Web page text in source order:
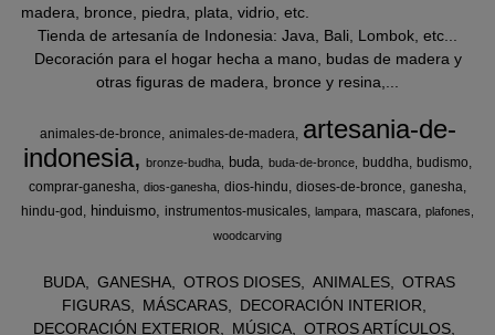
madera, bronce, piedra, plata, vidrio, etc.
Tienda de artesanía de Indonesia: Java, Bali, Lombok, etc...
Decoración para el hogar hecha a mano, budas de madera y
otras figuras de madera, bronce y resina,...
animales-de-bronce animales-de-madera
artesania-de-
indonesia
bronze-budha buda buda-de-bronce buddha
budismo
comprar-ganesha dios-ganesha dios-hindu dioses-de-bronce ganesha
hindu-god
hinduismo instrumentos-musicales lampara mascara plafones
woodcarving
BUDA GANESHA OTROS DIOSES ANIMALES
OTRAS
FIGURAS
MÁSCARAS
DECORACIÓN INTERIOR
DECORACIÓN EXTERIOR
MÚSICA OTROS ARTÍCULOS